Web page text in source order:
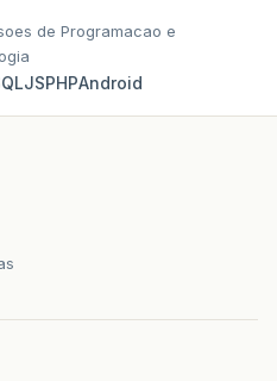
de Programacao e
JSPHPAndroid